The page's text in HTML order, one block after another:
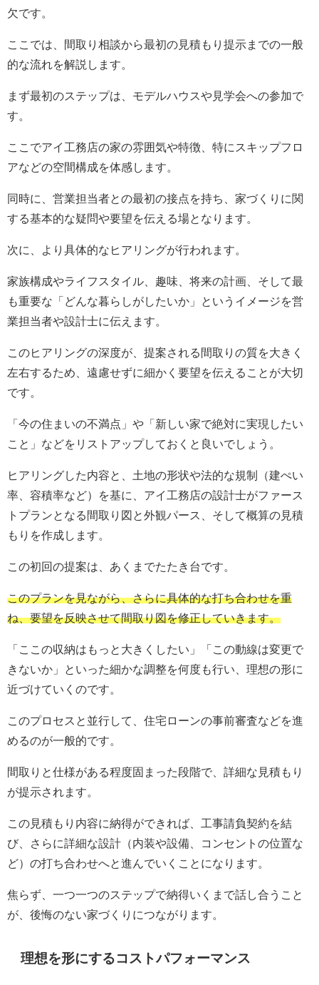
欠です。
ここでは、間取り相談から最初の見積もり提示までの一般
的な流れを解説します。
まず最初のステップは、モデルハウスや見学会への参加で
す。
ここでアイ工務店の家の雰囲気や特徴、特にスキップフロ
アなどの空間構成を体感します。
同時に、営業担当者との最初の接点を持ち、家づくりに関
する基本的な疑問や要望を伝える場となります。
次に、より具体的なヒアリングが行われます。
家族構成やライフスタイル、趣味、将来の計画、そして最
も重要な「どんな暮らしがしたいか」というイメージを営
業担当者や設計士に伝えます。
このヒアリングの深度が、提案される間取りの質を大きく
左右するため、遠慮せずに細かく要望を伝えることが大切
です。
「今の住まいの不満点」や「新しい家で絶対に実現したい
こと」などをリストアップしておくと良いでしょう。
ヒアリングした内容と、土地の形状や法的な規制（建ぺい
率、容積率など）を基に、アイ工務店の設計士がファース
トプランとなる間取り図と外観パース、そして概算の見積
もりを作成します。
この初回の提案は、あくまでたたき台です。
このプランを見ながら、さらに具体的な打ち合わせを重
ね、要望を反映させて間取り図を修正していきます。
「ここの収納はもっと大きくしたい」「この動線は変更で
きないか」といった細かな調整を何度も行い、理想の形に
近づけていくのです。
このプロセスと並行して、住宅ローンの事前審査などを進
めるのが一般的です。
間取りと仕様がある程度固まった段階で、詳細な見積もり
が提示されます。
この見積もり内容に納得ができれば、工事請負契約を結
び、さらに詳細な設計（内装や設備、コンセントの位置な
ど）の打ち合わせへと進んでいくことになります。
焦らず、一つ一つのステップで納得いくまで話し合うこと
が、後悔のない家づくりにつながります。
理想を形にするコストパフォーマンス